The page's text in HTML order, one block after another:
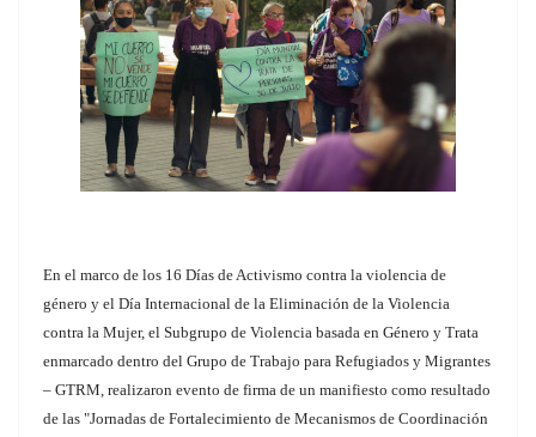
En el marco de los 16 Días de Activismo contra la violencia de
género y el Día Internacional de la Eliminación de la Violencia
contra la Mujer, el Subgrupo de Violencia basada en Género y Trata
enmarcado dentro del Grupo de Trabajo para Refugiados y Migrantes
– GTRM, realizaron evento de firma de un manifiesto como resultado
de las "Jornadas de Fortalecimiento de Mecanismos de Coordinación